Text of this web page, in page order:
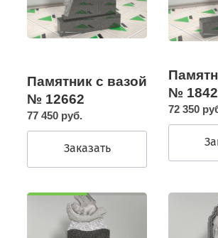
Памятник с вазой
№ 12662
77 450 руб.
Заказать
№
72 350